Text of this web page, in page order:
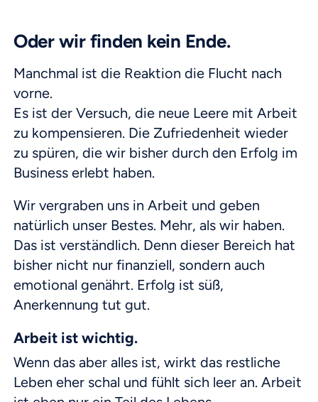
Oder wir finden kein Ende.
Manchmal ist die Reaktion die Flucht nach
vorne.
Es ist der Versuch, die neue Leere mit Arbeit
zu kompensieren. Die Zufriedenheit wieder
zu spüren, die wir bisher durch den Erfolg im
Business erlebt haben.
Wir vergraben uns in Arbeit und geben
natürlich unser Bestes. Mehr, als wir haben.
Das ist verständlich. Denn dieser Bereich hat
bisher nicht nur finanziell, sondern auch
emotional genährt. Erfolg ist süß,
Anerkennung tut gut.
Arbeit ist wichtig.
Wenn das aber alles ist, wirkt das restliche
Leben eher schal und fühlt sich leer an. Arbeit